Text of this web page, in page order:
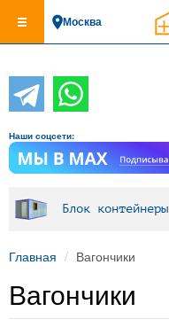
основному
Москва
Наши соцсети:
Блок контейнеры
Главная Вагончики
Вагончики